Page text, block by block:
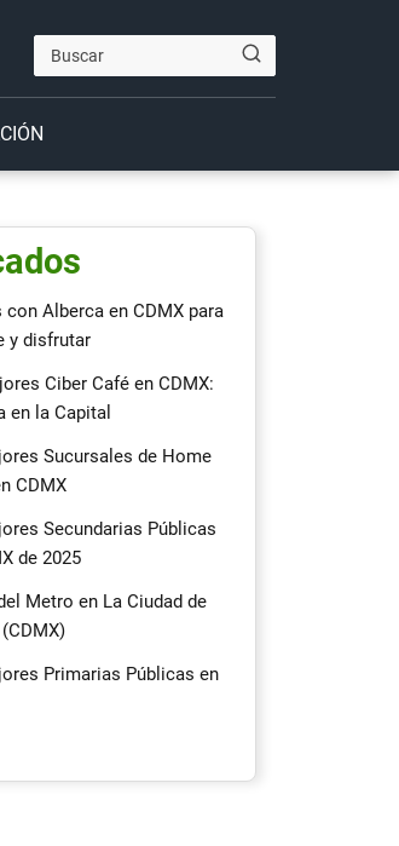
con Alberca en CDMX para
y disfrutar
Ciber Café en CDMX:
en la Capital
Sucursales de Home
CDMX
Secundarias Públicas
de 2025
Metro en La Ciudad de
Primarias Públicas en